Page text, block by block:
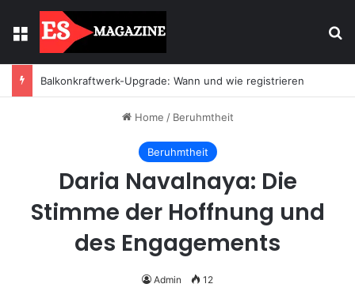
Menu
Balkonkraftwerk-Upgrade: Wann und wie registrieren
Home / Beruhmtheit
Beruhmtheit
Daria Navalnaya: Die
Stimme der Hoffnung und
des Engagements
Admin 12